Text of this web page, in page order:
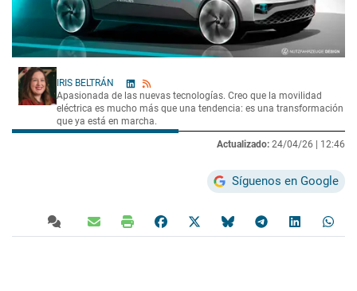
IRIS BELTRÁN
Apasionada de las nuevas tecnologías. Creo que la movilidad
eléctrica es mucho más que una tendencia: es una transformación
que ya está en marcha.
Actualizado: 24/04/26 | 12:46
Síguenos en Google